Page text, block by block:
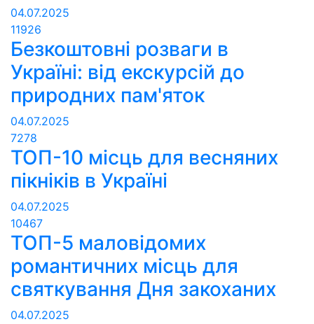
04.07.2025
11926
Безкоштовні розваги в
Україні: від екскурсій до
природних пам'яток
04.07.2025
7278
ТОП-10 місць для весняних
пікніків в Україні
04.07.2025
10467
ТОП-5 маловідомих
романтичних місць для
святкування Дня закоханих
04.07.2025